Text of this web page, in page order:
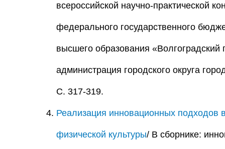
всероссийской научно-практической
федерального государственного
высшего образования «Волгоградский
администрация городского округа
С. 317-319.
Реализация инновационных подходов
физической культуры/ В сборнике: